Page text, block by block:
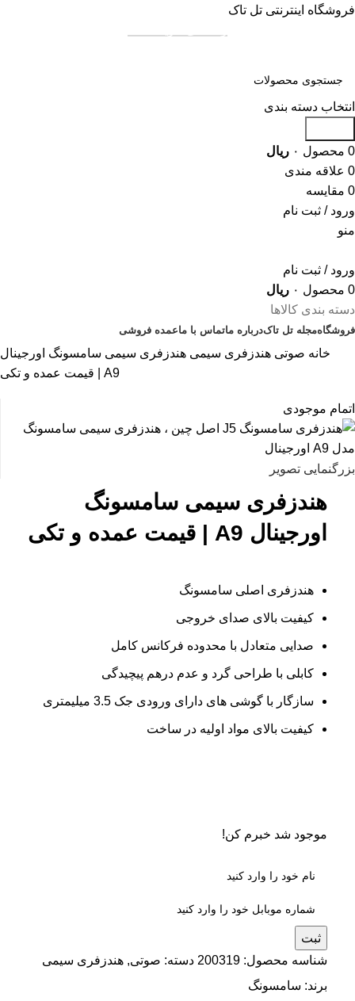
فروشگاه اینترنتی تل تاک
انتخاب دسته بندی
0 محصول ۰ ریال
0 علاقه مندی
0 مقایسه
ورود / ثبت نام
منو
ورود / ثبت نام
0 محصول ۰ ریال
دسته بندی کالاها
فروشگاهمجله تل تاکدرباره ماتماس با ماعمده‌ فروشی
تخفیف های روز خانه صوتی هندزفری سیمی هندزفری سیمی سامسونگ اورجینال
A9 | قیمت عمده و تکی
اتمام موجودی
بزرگنمایی تصویر
هندزفری سیمی سامسونگ
اورجینال A9 | قیمت عمده و تکی
هندزفری اصلی سامسونگ
کیفیت بالای صدای خروجی
صدایی متعادل با محدوده فرکانس کامل
کابلی با طراحی گرد و عدم درهم پیچیدگی
سازگار با گوشی های دارای ورودی جک 3.5 میلیمتری
کیفیت بالای مواد اولیه در ساخت
موجود شد خبرم کن!
ثبت
شناسه محصول: 200319 دسته: صوتی, هندزفری سیمی
برند: سامسونگ